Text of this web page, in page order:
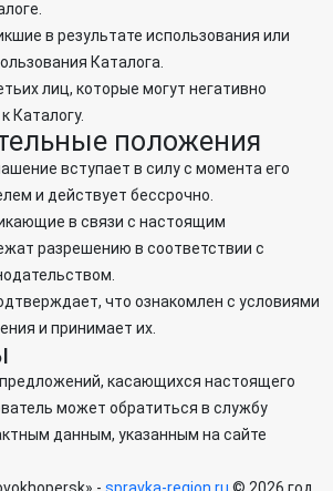
в результате использования или
Каталога.
лиц, которые могут негативно
Каталогу.
положения
вступает в силу с момента его
и действует бессрочно.
в связи с настоящим
разрешению в соответствии с
что ознакомлен с условиями
и принимает их.
касающихся настоящего
может обратиться в службу
данным, указанным на сайте